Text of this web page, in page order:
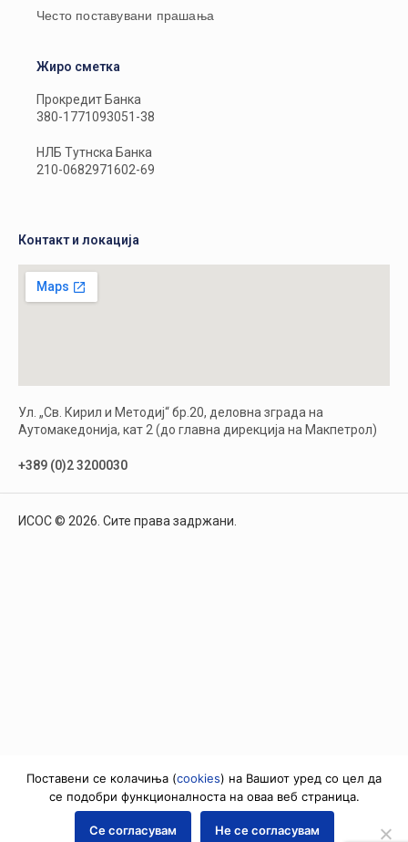
Често поставувани прашања
Жиро сметка
Прокредит Банка
380-1771093051-38
НЛБ Тутнска Банка
210-0682971602-69
Контакт и локација
Ул. „Св. Кирил и Методиј“ бр.20, деловна зграда на
Аутомакедонија, кат 2 (до главна дирекција на Макпетрол)
+389 (0)2 3200030
ИСОС © 2026. Сите права задржани.
Поставени се колачиња (cookies) на Вашиот уред со цел да
се подобри функционалноста на оваа веб страница.
Се согласувам Не се согласувам